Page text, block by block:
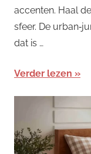
accenten. Haal
sfeer. De
dat is …
Verder lezen